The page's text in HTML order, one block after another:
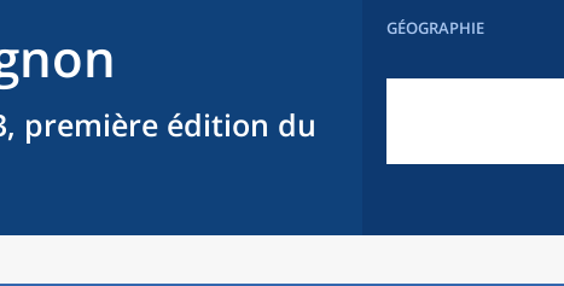
première édition du
GÉOGRAPHIE